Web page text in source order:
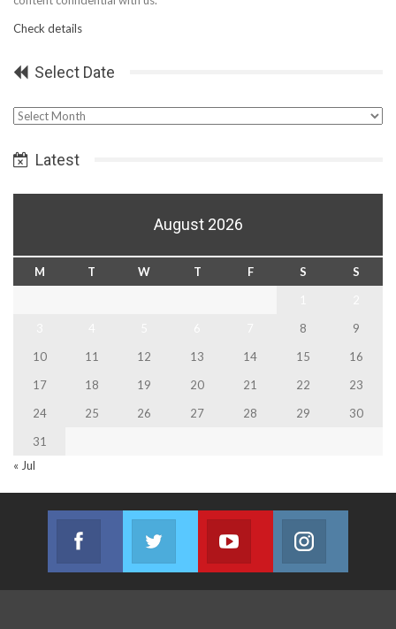
Check details
Select Date
Select
Latest
August 2026
M T W T F S
S
8
9
10
11 12 13 14 15
16
17
18 19 20 21 22
23
24
25 26 27 28 29
30
31
« Jul
Facebook
Join us on Facebook
Twitter
Join us on Twitter
Youtube
Join us on Youtube